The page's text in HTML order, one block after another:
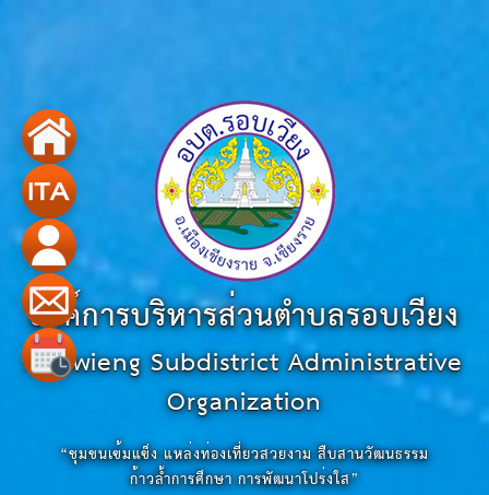
องค์การบริหารส่วนตำบลรอบเวียง
Robwieng Subdistrict Administrative
Organization
“ชุมชนเข้มแข็ง แหล่งท่องเที่ยวสวยงาม สืบสานวัฒนธรรม
ก้าวล้ำการศึกษา การพัฒนาโปร่งใส”